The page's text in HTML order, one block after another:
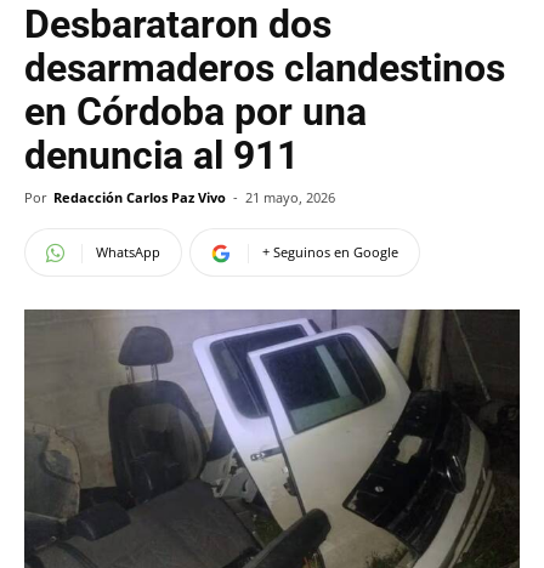
Desbarataron dos
desarmaderos clandestinos
en Córdoba por una
denuncia al 911
Por Redacción Carlos Paz Vivo - 21 mayo, 2026
WhatsApp + Seguinos en Google